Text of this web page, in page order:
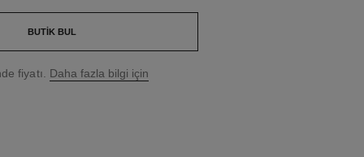
BUTIK BUL
fiyatı. Daha fazla bilgi için